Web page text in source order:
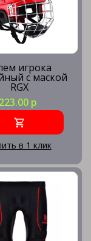
игрока
с маской
RGX
223.00 р
в 1 клик